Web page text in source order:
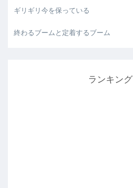
ギリギリ今を保っている
終わるブームと定着するブーム
ランキング